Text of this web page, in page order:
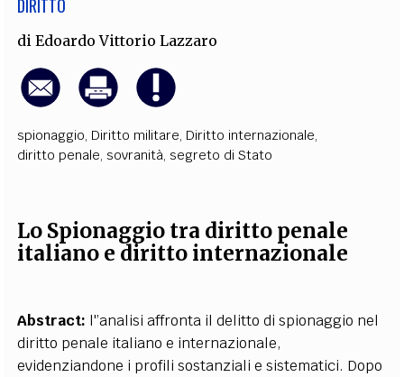
DIRITTO
diEdoardo Vittorio Lazzaro
spionaggio, Diritto militare, Diritto internazionale,
diritto penale,sovranità,segreto di Stato
Lo Spionaggio tra diritto penale
italiano e diritto internazionale
Abstract: l'’analisi affronta il delitto di spionaggio nel
diritto penale italiano e internazionale,
evidenziandone i profili sostanziali e sistematici. Dopo